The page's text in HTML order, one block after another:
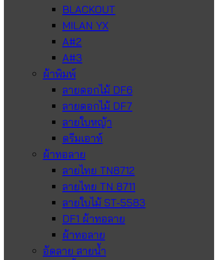
BLACKOUT
MILAN YX
A#2
A#3
ผ้าพิมพ์
ลายดอกไม้ DF6
ลายดอกไม้ DF7
ลายใบหญ้า
ดรีมเอาท์
ผ้าทอลาย
ลายไทย TN8712
ลายไทย TN 8711
ลายใบไม้ ST-5583
DF1 ผ้าทอลาย
ผ้าทอลาย
อัดลาย สายน้ำ